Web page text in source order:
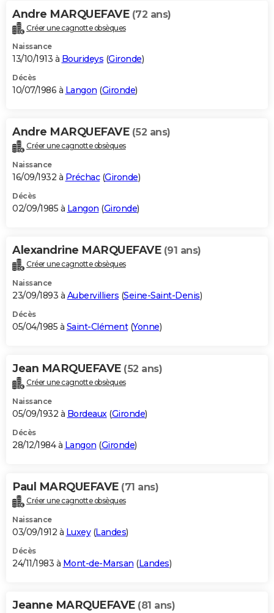
Andre MARQUEFAVE (72 ans)
Créer une cagnotte obsèques
Naissance
13/10/1913 à Bourideys (Gironde)
Décès
10/07/1986 à Langon (Gironde)
Andre MARQUEFAVE (52 ans)
Créer une cagnotte obsèques
Naissance
16/09/1932 à Préchac(Gironde)
Décès
02/09/1985 à Langon (Gironde)
Alexandrine MARQUEFAVE (91 ans)
Créer une cagnotte obsèques
Naissance
23/09/1893 à Aubervilliers (Seine-Saint-Denis)
Décès
05/04/1985 à Saint-Clément(Yonne)
Jean MARQUEFAVE (52 ans)
Créer une cagnotte obsèques
Naissance
05/09/1932 à Bordeaux(Gironde)
Décès
28/12/1984 à Langon (Gironde)
Paul MARQUEFAVE (71 ans)
Créer une cagnotte obsèques
Naissance
03/09/1912 à Luxey(Landes)
Décès
24/11/1983 à Mont-de-Marsan (Landes)
Jeanne MARQUEFAVE (81 ans)